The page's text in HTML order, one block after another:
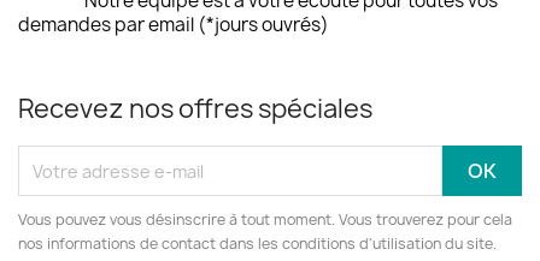
demandes par email (*jours ouvrés)
Recevez nos offres spéciales
Vous pouvez vous désinscrire à tout moment. Vous trouverez pour cela
nos informations de contact dans les conditions d'utilisation du site.